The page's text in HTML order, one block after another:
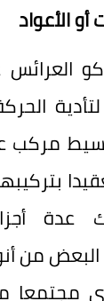
الأعواد
مركب
عدة
من
مجتمعا